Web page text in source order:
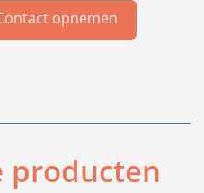
opnemen
producten